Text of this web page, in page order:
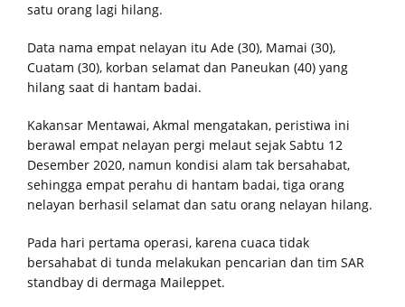
satu orang lagi hilang.
Data nama empat nelayan itu Ade (30), Mamai (30),
Cuatam (30), korban selamat dan Paneukan (40) yang
hilang saat di hantam badai.
Kakansar Mentawai, Akmal mengatakan, peristiwa ini
berawal empat nelayan pergi melaut sejak Sabtu 12
Desember 2020, namun kondisi alam tak bersahabat,
sehingga empat perahu di hantam badai, tiga orang
nelayan berhasil selamat dan satu orang nelayan hilang.
Pada hari pertama operasi, karena cuaca tidak
bersahabat di tunda melakukan pencarian dan tim SAR
standbay di dermaga Maileppet.